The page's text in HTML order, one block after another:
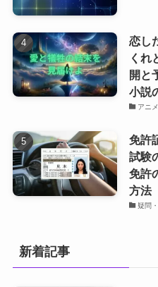
恋し
くれ
開と
小説
アニ
免許
試験
免許
方法
疑問
新着記事